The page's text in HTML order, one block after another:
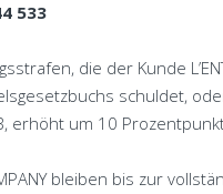
533
die der Kunde
schuldet,
erhöht um 10
bleiben bis zur